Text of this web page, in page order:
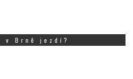
v Brně jezdí?